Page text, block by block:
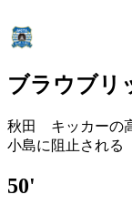
ブラウブリ
秋田 キッカーの
小島に阻止される
50'